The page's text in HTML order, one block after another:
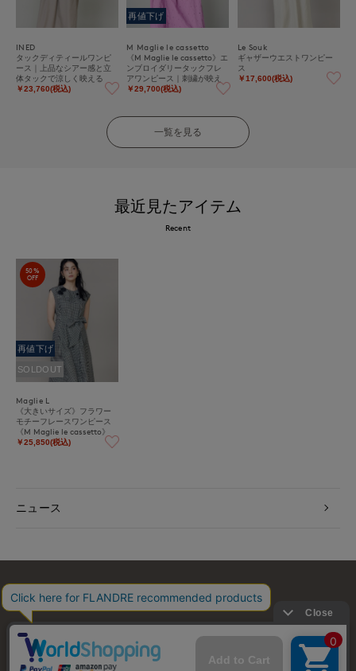
INED
タックディティールワンピ
ース｜上品なシアー感と立
体タックで涼しく映える
￥23,760(税込)
再値下げ
M Maglie le cassetto
《M Maglie le cassetto》エ
ンブロイダリータックフレ
アワンピース｜刺繍が映え
る優雅な一着
￥29,700(税込)
Le Souk
ギャザーウエストワンピー
ス
￥17,600(税込)
一覧を見る
最近見たアイテム
Recent
50%
OFF
再値下げ
SOLDOUT
Maglie L
《大きいサイズ》フラワー
モチーフレースワンピース
《M Maglie le cassetto》
￥25,850(税込)
ニュース
お問い合わせ 利用規約 会社概要 プライバシーポリシー
特定商取引・古物営業法に基づく表示 店舗リスト